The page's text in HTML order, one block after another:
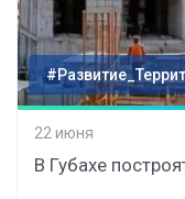
22 июня
В Губахе